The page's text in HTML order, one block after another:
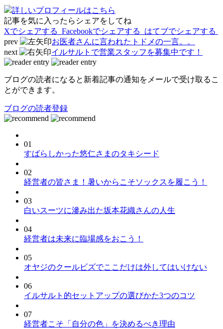
詳しいプロフィールはこちら
記事を気に入ったらシェアをしてね
Xでシェアする Facebookでシェアする
はてブでシェアする
prev
お医者さんに言われたトドメの一言。。
next
イルサルトで営業スタッフを募集中です！
ブログの読者になると新着記事の通知をメールで受け取るこ
とができます。
ブログの読者登録
01
すばらしかった悠仁さまのタキシード
02
経営者の皆さま！暑いからこそソックスを履こう！
03
白いスーツに滲み出た坂本花織さんの人生
04
経営者は未来に臨場感をおこう！
05
オヤジのクールビズでここだけは外してはいけない
06
イルサルト的セットアップの選びかた3つのコツ
07
経営者こそ「自分の色」を決めるべき理由